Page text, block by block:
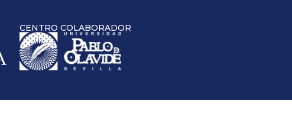
CENTRO COLABORADOR